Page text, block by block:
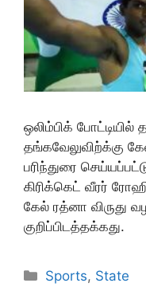
ஒலிம்பிக்
தங்கவேலுவிற்க்கு
பரிந்துரை
கிரிக்கெட் வீரர்
கேல் ரத்னா விருது
குறிப்பிடத்தக்கது.
Categories
Sports, State